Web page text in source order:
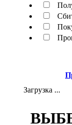
Загрузка ...